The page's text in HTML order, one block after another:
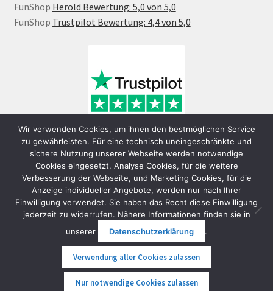
FunShop Herold Bewertung: 5,0 von 5,0
FunShop Trustpilot Bewertung: 4,4 von 5,0
© FunShop Wien - Hochqualitative Elektromobilität 2026
Datenschutzerklärung
Erstellt mit WooCommerce
Wir verwenden Cookies, um ihnen den bestmöglichen Service
zu gewährleisten. Für eine technisch uneingeschränkte und
sichere Nutzung unserer Webseite werden notwendige
Cookies eingesetzt. Analyse Cookies, für die weitere
Verbesserung der Webseite, und Marketing Cookies, für die
Anzeige individueller Angebote, werden nur nach Ihrer
Einwilligung verwendet. Sie haben das Recht diese Einwilligung
jederzeit zu widerrufen. Nähere Informationen finden sie in
unserer
Datenschutzerklärung .
Verwendung aller Cookies zulassen
Nur notwendige Cookies zulassen